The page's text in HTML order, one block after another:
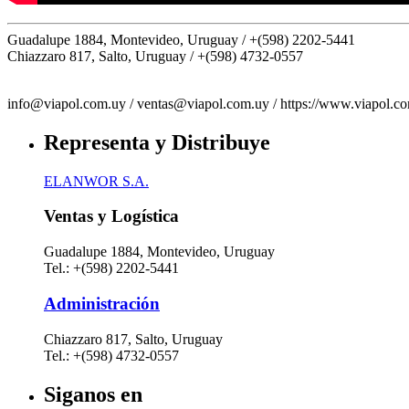
Guadalupe 1884, Montevideo, Uruguay /+(598) 2202-5441
Chiazzaro 817, Salto, Uruguay /+(598) 4732-0557
info@viapol.com.uy /ventas@viapol.com.uy /https://
Representa y Distribuye
ELANWOR S.A.
Ventas y Logística
Guadalupe 1884, Montevideo, Uruguay
Tel.: +(598) 2202-5441
Administración
Chiazzaro 817, Salto, Uruguay
Tel.: +(598) 4732-0557
Siganos en